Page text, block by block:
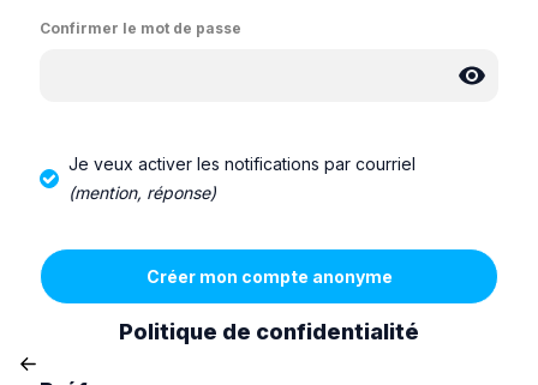
Confirmer le mot de passe
Je veux activer les notifications par courriel
(mention, réponse)
Politique de confidentialité